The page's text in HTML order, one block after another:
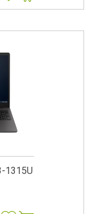
1315U